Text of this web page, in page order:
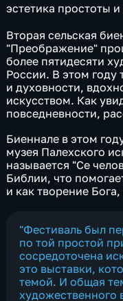
эстетика простоты
Вторая сельская
"Преображение"
более пятидесяти
России. В этом году
и духовности,
искусством. Как
повседневности,
Биеннале в этом
музея Палехского
называется "Се
Библии, что
и как творение
"Фестиваль был
по той простой
сосредоточена
это выставки,
темой. И общая
художественного